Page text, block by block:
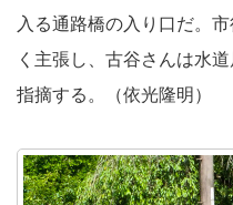
入る通路橋の入り口だ。
く主張し、古谷さんは水
指摘する。（依光隆明）